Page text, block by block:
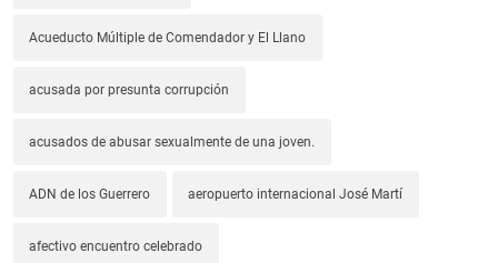
Acueducto Múltiple de Comendador y El Llano
acusada por presunta corrupción
acusados de abusar sexualmente de una joven.
ADN de los Guerrero aeropuerto internacional José Martí
afectivo encuentro celebrado